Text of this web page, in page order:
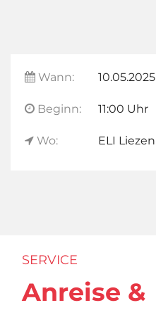
Wann: 10.05.2025
Beginn: 11:00 Uhr
Wo: ELI Liezen
SERVICE
Anreise &